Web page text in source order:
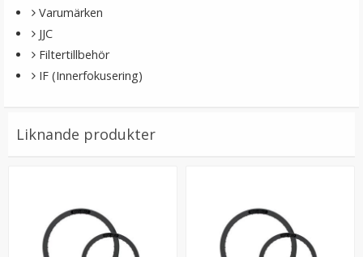
LÄGG I VARUKORG
Varumärken
JJC
Filtertillbehör
IF (Innerfokusering)
Liknande produkter